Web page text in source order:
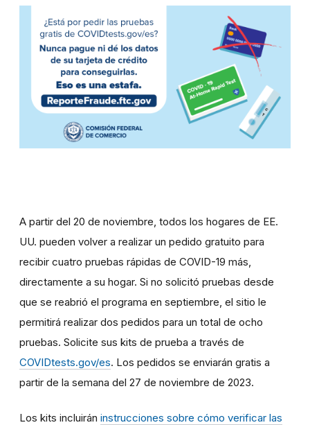
A partir del 20 de noviembre, todos los hogares de EE.
UU. pueden volver a realizar un pedido gratuito para
recibir cuatro pruebas rápidas de COVID-19 más,
directamente a su hogar. Si no solicitó pruebas desde
que se reabrió el programa en septiembre, el sitio le
permitirá realizar dos pedidos para un total de ocho
pruebas. Solicite sus kits de prueba a través de
COVIDtests.gov/es. Los pedidos se enviarán gratis a
partir de la semana del 27 de noviembre de 2023.
Los kits incluirán instrucciones sobre cómo verificar las